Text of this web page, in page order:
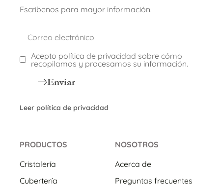
Escribenos para mayor información.
Acepto política de privacidad sobre cómo
recopilamos y procesamos su información.
Enviar
Leer política de privacidad
PRODUCTOS
Cristalería
Cubertería
NOSOTROS
Acerca de
Preguntas frecuentes